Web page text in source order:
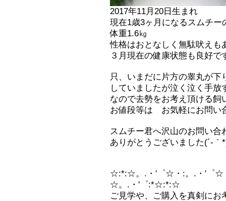
2017年11月20日生まれ
現在1歳3ヶ月になるスムチー
体重1.6㎏
性格はおとなしく無駄吠えも
３月現在の健康状態も良好で
只、いまだに片方の睾丸が
していましたが泣く泣く手放
なので去勢をお考え頂ける飼
お値段等は お気軽にお問い
スムチー君へ沢山のお問い合
ありがとうございました(´-｀
☆:*:☆。.・'゜☆・:。.・'゜☆
☆。.・'゜:*☆:*:☆
ご見学や、ご購入を真剣にお